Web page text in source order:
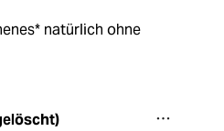
natürlich ohne